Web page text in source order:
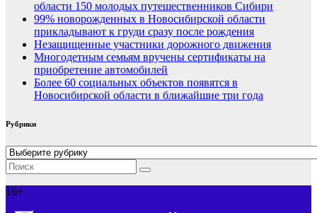
области 150 молодых путешественников Сибири
99% новорожденных в Новосибирской области
прикладывают к груди сразу после рождения
Незащищенные участники дорожного движения
Многодетным семьям вручены сертификаты на
приобретение автомобилей
Более 60 социальных объектов появятся в
Новосибирской области в ближайшие три года
Рубрики
Рубрики
16+